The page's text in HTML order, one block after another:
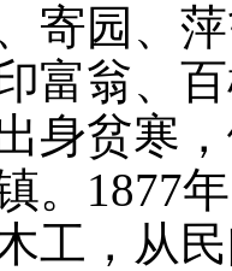
寄园、
富翁、
身贫寒
。1877
工，从